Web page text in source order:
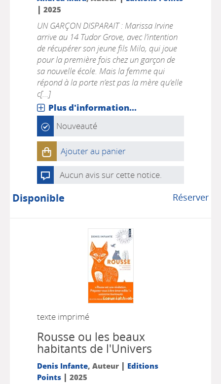
| 2025
UN GARÇON DISPARAIT : Marissa Irvine
arrive au 14 Tudor Grove, avec l’intention
de récupérer son jeune fils Milo, qui joue
pour la première fois chez un garçon de
sa nouvelle école. Mais la femme qui
répond à la porte n’est pas la mère qu’elle
c[...]
Plus d'information...
Nouveauté
Ajouter au panier
Aucun avis sur cette notice.
Réserver
Disponible
texte imprimé
Rousse ou les beaux
habitants de l'Univers
Denis Infante, Auteur | Editions
Points| 2025